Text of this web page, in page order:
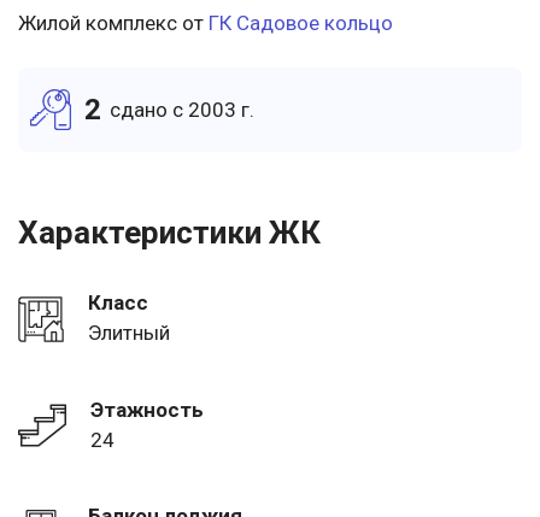
Жилой комплекс от ГК Садовое кольцо
2 cдано c 2003 г.
Характеристики ЖК
Класс
Элитный
Этажность
24